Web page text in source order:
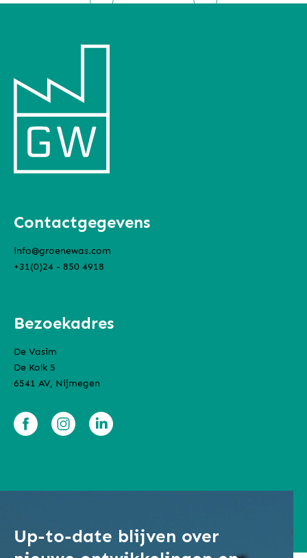
Contactgegevens
info@groenewas.com
+31(0)24 - 850 4918
Bezoekadres
De Vasim
De Kolk 5
6541 AV, Nijmegen
Up-to-date blijven over